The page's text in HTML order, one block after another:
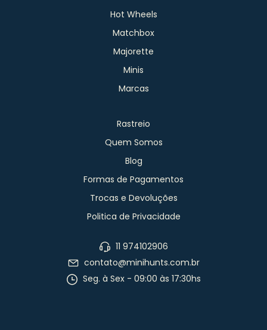
Hot Wheels
Matchbox
Majorette
Minis
Marcas
Rastreio
Quem Somos
Blog
Formas de Pagamentos
Trocas e Devoluções
Politica de Privacidade
11 974102906
contato@minihunts.com.br
Seg. à Sex - 09:00 às 17:30hs